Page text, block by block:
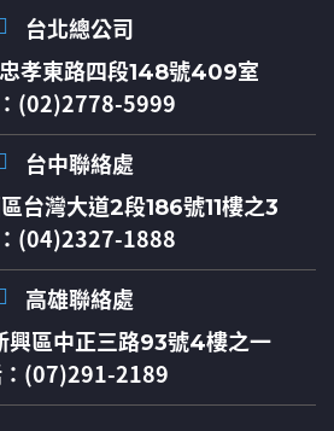
台北總公司
孝東路四段148號409室
(02)2778-5999
台中聯絡處
台灣大道2段186號11樓之3
(04)2327-1888
高雄聯絡處
興區中正三路93號4樓之一
(07)291-2189